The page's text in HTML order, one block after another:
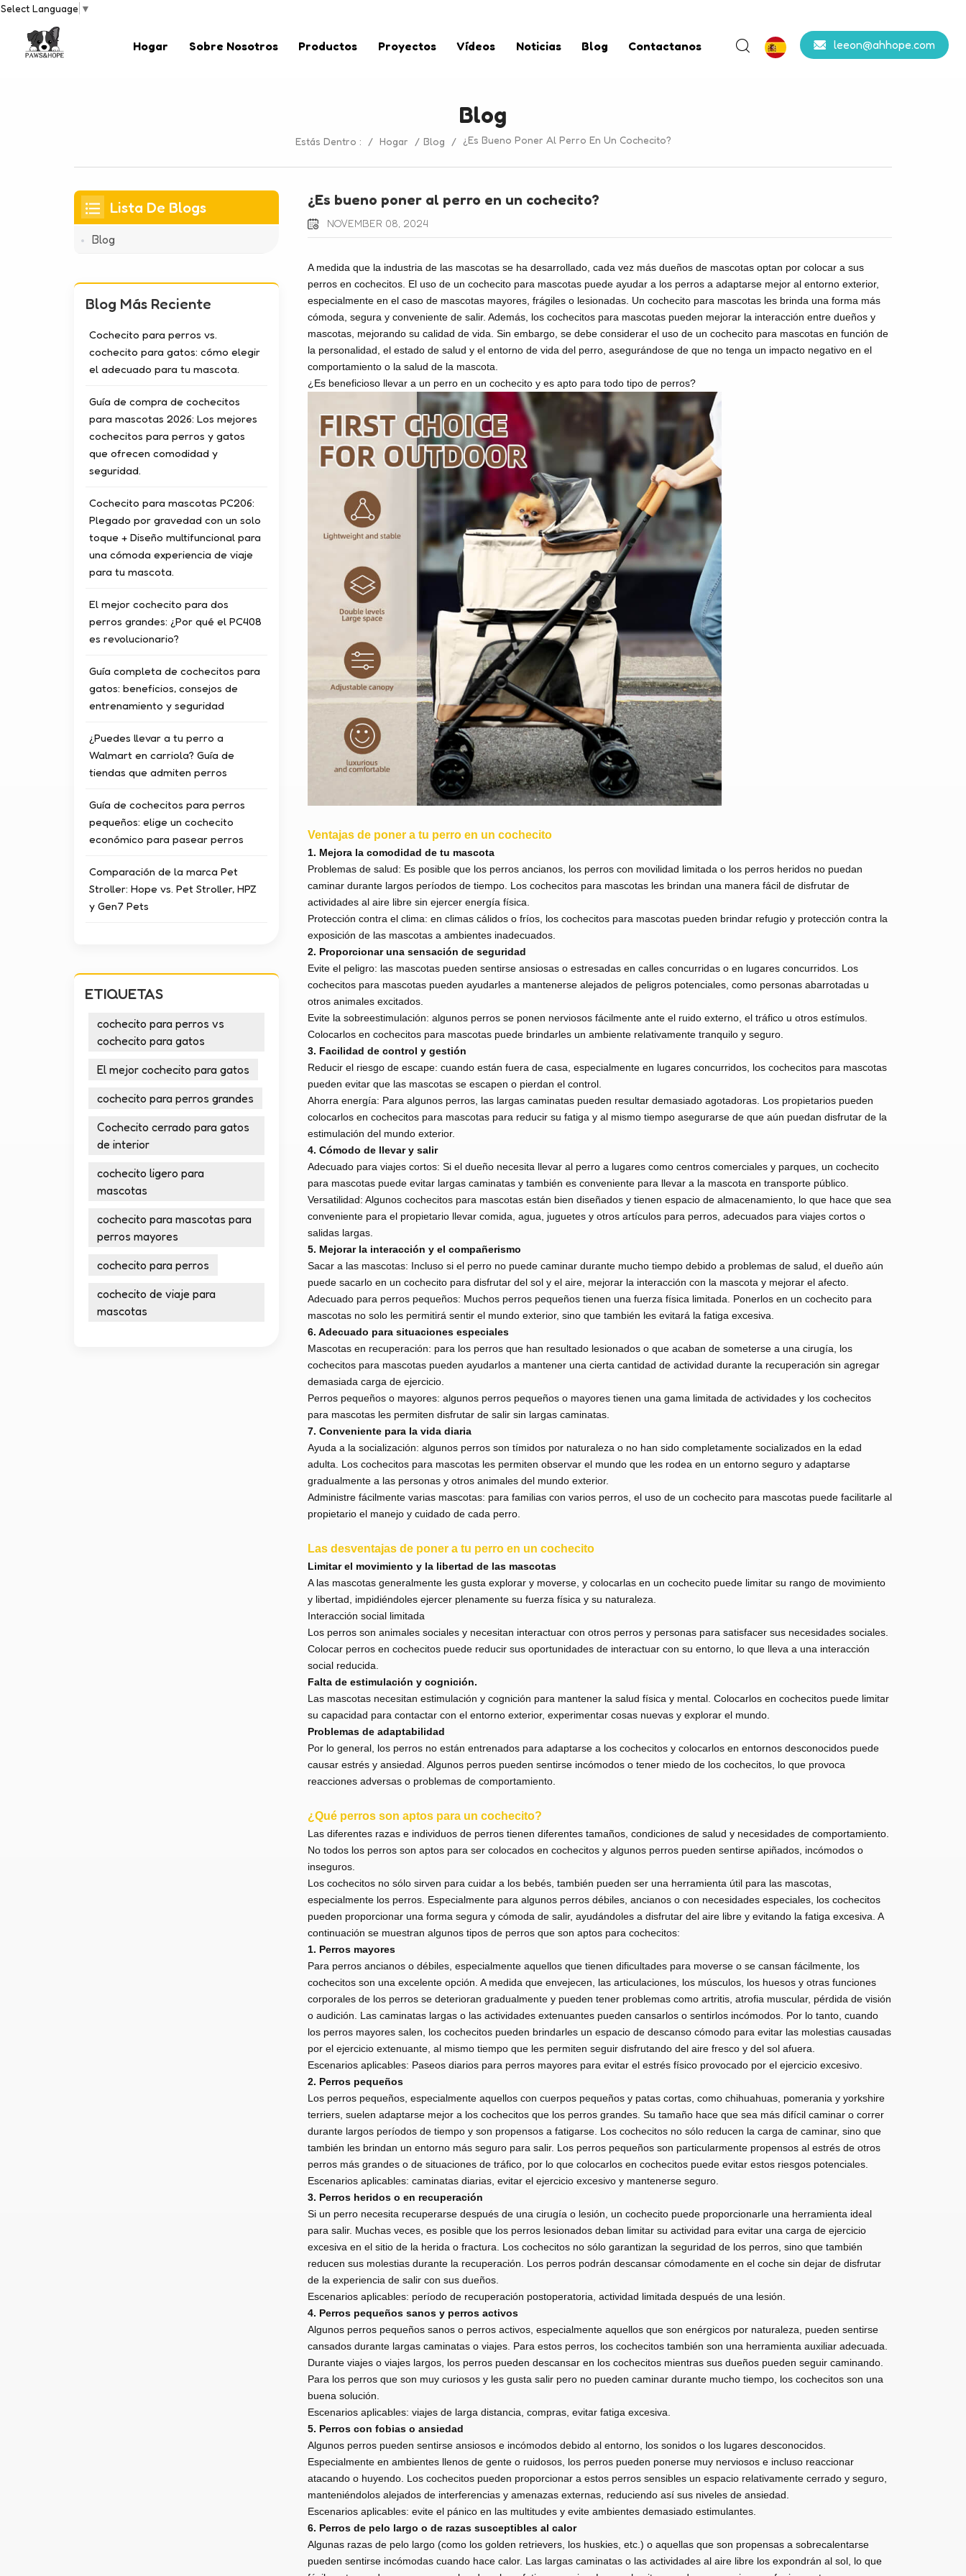
Select Language ▼
leeon@ahhope.com
Hogar Sobre Nosotros Productos Proyectos Vídeos Noticias Blog Contactanos
Blog
Estás Dentro : / Hogar / Blog / ¿Es Bueno Poner Al Perro En Un Cochecito?
¿Es bueno poner al perro en un cochecito?
NOVEMBER 08, 2024
A medida que la industria de las mascotas se ha desarrollado, cada vez más dueños de mascotas optan por colocar a sus
perros en cochecitos. El uso de un cochecito para mascotas puede ayudar a los perros a adaptarse mejor al entorno exterior,
especialmente en el caso de mascotas mayores, frágiles o lesionadas. Un cochecito para mascotas les brinda una forma más
cómoda, segura y conveniente de salir. Además, los cochecitos para mascotas pueden mejorar la interacción entre dueños y
mascotas, mejorando su calidad de vida. Sin embargo, se debe considerar el uso de un cochecito para mascotas en función de
la personalidad, el estado de salud y el entorno de vida del perro, asegurándose de que no tenga un impacto negativo en el
comportamiento o la salud de la mascota.
¿Es beneficioso llevar a un perro en un cochecito y es apto para todo tipo de perros?
Ventajas de poner a tu perro en un cochecito
1. Mejora la comodidad de tu mascota
Problemas de salud: Es posible que los perros ancianos, los perros con movilidad limitada o los perros heridos no puedan
caminar durante largos períodos de tiempo. Los cochecitos para mascotas les brindan una manera fácil de disfrutar de
actividades al aire libre sin ejercer energía física.
Protección contra el clima: en climas cálidos o fríos, los cochecitos para mascotas pueden brindar refugio y protección contra la
exposición de las mascotas a ambientes inadecuados.
2. Proporcionar una sensación de seguridad
Evite el peligro: las mascotas pueden sentirse ansiosas o estresadas en calles concurridas o en lugares concurridos. Los
cochecitos para mascotas pueden ayudarles a mantenerse alejados de peligros potenciales, como personas abarrotadas u
otros animales excitados.
Evite la sobreestimulación: algunos perros se ponen nerviosos fácilmente ante el ruido externo, el tráfico u otros estímulos.
Colocarlos en cochecitos para mascotas puede brindarles un ambiente relativamente tranquilo y seguro.
3. Facilidad de control y gestión
Reducir el riesgo de escape: cuando están fuera de casa, especialmente en lugares concurridos, los cochecitos para mascotas
pueden evitar que las mascotas se escapen o pierdan el control.
Ahorra energía: Para algunos perros, las largas caminatas pueden resultar demasiado agotadoras. Los propietarios pueden
colocarlos en cochecitos para mascotas para reducir su fatiga y al mismo tiempo asegurarse de que aún puedan disfrutar de la
estimulación del mundo exterior.
4. Cómodo de llevar y salir
Adecuado para viajes cortos: Si el dueño necesita llevar al perro a lugares como centros comerciales y parques, un cochecito
para mascotas puede evitar largas caminatas y también es conveniente para llevar a la mascota en transporte público.
Versatilidad: Algunos cochecitos para mascotas están bien diseñados y tienen espacio de almacenamiento, lo que hace que sea
conveniente para el propietario llevar comida, agua, juguetes y otros artículos para perros, adecuados para viajes cortos o
salidas largas.
5. Mejorar la interacción y el compañerismo
Sacar a las mascotas: Incluso si el perro no puede caminar durante mucho tiempo debido a problemas de salud, el dueño aún
puede sacarlo en un cochecito para disfrutar del sol y el aire, mejorar la interacción con la mascota y mejorar el afecto.
Adecuado para perros pequeños: Muchos perros pequeños tienen una fuerza física limitada. Ponerlos en un cochecito para
mascotas no solo les permitirá sentir el mundo exterior, sino que también les evitará la fatiga excesiva.
6. Adecuado para situaciones especiales
Mascotas en recuperación: para los perros que han resultado lesionados o que acaban de someterse a una cirugía, los
cochecitos para mascotas pueden ayudarlos a mantener una cierta cantidad de actividad durante la recuperación sin agregar
demasiada carga de ejercicio.
Perros pequeños o mayores: algunos perros pequeños o mayores tienen una gama limitada de actividades y los cochecitos
para mascotas les permiten disfrutar de salir sin largas caminatas.
7. Conveniente para la vida diaria
Ayuda a la socialización: algunos perros son tímidos por naturaleza o no han sido completamente socializados en la edad
adulta. Los cochecitos para mascotas les permiten observar el mundo que les rodea en un entorno seguro y adaptarse
gradualmente a las personas y otros animales del mundo exterior.
Administre fácilmente varias mascotas: para familias con varios perros, el uso de un cochecito para mascotas puede facilitarle al
propietario el manejo y cuidado de cada perro.
Las desventajas de poner a tu perro en un cochecito
Limitar el movimiento y la libertad de las mascotas
A las mascotas generalmente les gusta explorar y moverse, y colocarlas en un cochecito puede limitar su rango de movimiento
y libertad, impidiéndoles ejercer plenamente su fuerza física y su naturaleza.
Interacción social limitada
Los perros son animales sociales y necesitan interactuar con otros perros y personas para satisfacer sus necesidades sociales.
Colocar perros en cochecitos puede reducir sus oportunidades de interactuar con su entorno, lo que lleva a una interacción
social reducida.
Falta de estimulación y cognición.
Las mascotas necesitan estimulación y cognición para mantener la salud física y mental. Colocarlos en cochecitos puede limitar
su capacidad para contactar con el entorno exterior, experimentar cosas nuevas y explorar el mundo.
Problemas de adaptabilidad
Por lo general, los perros no están entrenados para adaptarse a los cochecitos y colocarlos en entornos desconocidos puede
causar estrés y ansiedad. Algunos perros pueden sentirse incómodos o tener miedo de los cochecitos, lo que provoca
reacciones adversas o problemas de comportamiento.
¿Qué perros son aptos para un cochecito?
Las diferentes razas e individuos de perros tienen diferentes tamaños, condiciones de salud y necesidades de comportamiento.
No todos los perros son aptos para ser colocados en cochecitos y algunos perros pueden sentirse apiñados, incómodos o
inseguros.
Los cochecitos no sólo sirven para cuidar a los bebés, también pueden ser una herramienta útil para las mascotas,
especialmente los perros. Especialmente para algunos perros débiles, ancianos o con necesidades especiales, los cochecitos
pueden proporcionar una forma segura y cómoda de salir, ayudándoles a disfrutar del aire libre y evitando la fatiga excesiva. A
continuación se muestran algunos tipos de perros que son aptos para cochecitos:
1. Perros mayores
Para perros ancianos o débiles, especialmente aquellos que tienen dificultades para moverse o se cansan fácilmente, los
cochecitos son una excelente opción. A medida que envejecen, las articulaciones, los músculos, los huesos y otras funciones
corporales de los perros se deterioran gradualmente y pueden tener problemas como artritis, atrofia muscular, pérdida de visión
o audición. Las caminatas largas o las actividades extenuantes pueden cansarlos o sentirlos incómodos. Por lo tanto, cuando
los perros mayores salen, los cochecitos pueden brindarles un espacio de descanso cómodo para evitar las molestias causadas
por el ejercicio extenuante, al mismo tiempo que les permiten seguir disfrutando del aire fresco y del sol afuera.
Escenarios aplicables: Paseos diarios para perros mayores para evitar el estrés físico provocado por el ejercicio excesivo.
2. Perros pequeños
Los perros pequeños, especialmente aquellos con cuerpos pequeños y patas cortas, como chihuahuas, pomerania y yorkshire
terriers, suelen adaptarse mejor a los cochecitos que los perros grandes. Su tamaño hace que sea más difícil caminar o correr
durante largos períodos de tiempo y son propensos a fatigarse. Los cochecitos no sólo reducen la carga de caminar, sino que
también les brindan un entorno más seguro para salir. Los perros pequeños son particularmente propensos al estrés de otros
perros más grandes o de situaciones de tráfico, por lo que colocarlos en cochecitos puede evitar estos riesgos potenciales.
Escenarios aplicables: caminatas diarias, evitar el ejercicio excesivo y mantenerse seguro.
3. Perros heridos o en recuperación
Si un perro necesita recuperarse después de una cirugía o lesión, un cochecito puede proporcionarle una herramienta ideal
para salir. Muchas veces, es posible que los perros lesionados deban limitar su actividad para evitar una carga de ejercicio
excesiva en el sitio de la herida o fractura. Los cochecitos no sólo garantizan la seguridad de los perros, sino que también
reducen sus molestias durante la recuperación. Los perros podrán descansar cómodamente en el coche sin dejar de disfrutar
de la experiencia de salir con sus dueños.
Escenarios aplicables: período de recuperación postoperatoria, actividad limitada después de una lesión.
4. Perros pequeños sanos y perros activos
Algunos perros pequeños sanos o perros activos, especialmente aquellos que son enérgicos por naturaleza, pueden sentirse
cansados durante largas caminatas o viajes. Para estos perros, los cochecitos también son una herramienta auxiliar adecuada.
Durante viajes o viajes largos, los perros pueden descansar en los cochecitos mientras sus dueños pueden seguir caminando.
Para los perros que son muy curiosos y les gusta salir pero no pueden caminar durante mucho tiempo, los cochecitos son una
buena solución.
Escenarios aplicables: viajes de larga distancia, compras, evitar fatiga excesiva.
5. Perros con fobias o ansiedad
Algunos perros pueden sentirse ansiosos e incómodos debido al entorno, los sonidos o los lugares desconocidos.
Especialmente en ambientes llenos de gente o ruidosos, los perros pueden ponerse muy nerviosos e incluso reaccionar
atacando o huyendo. Los cochecitos pueden proporcionar a estos perros sensibles un espacio relativamente cerrado y seguro,
manteniéndolos alejados de interferencias y amenazas externas, reduciendo así sus niveles de ansiedad.
Escenarios aplicables: evite el pánico en las multitudes y evite ambientes demasiado estimulantes.
6. Perros de pelo largo o de razas susceptibles al calor
Algunas razas de pelo largo (como los golden retrievers, los huskies, etc.) o aquellas que son propensas a sobrecalentarse
pueden sentirse incómodas cuando hace calor. Las largas caminatas o las actividades al aire libre los expondrán al sol, lo que
Lista De Blogs
Blog
Blog Más Reciente
Cochecito para perros vs.
cochecito para gatos: cómo elegir
el adecuado para tu mascota.
Guía de compra de cochecitos
para mascotas 2026: Los mejores
cochecitos para perros y gatos
que ofrecen comodidad y
seguridad.
Cochecito para mascotas PC206:
Plegado por gravedad con un solo
toque + Diseño multifuncional para
una cómoda experiencia de viaje
para tu mascota.
El mejor cochecito para dos
perros grandes: ¿Por qué el PC408
es revolucionario?
Guía completa de cochecitos para
gatos: beneficios, consejos de
entrenamiento y seguridad
¿Puedes llevar a tu perro a
Walmart en carriola? Guía de
tiendas que admiten perros
Guía de cochecitos para perros
pequeños: elige un cochecito
económico para pasear perros
Comparación de la marca Pet
Stroller: Hope vs. Pet Stroller, HPZ
y Gen7 Pets
ETIQUETAS
cochecito para perros vs
cochecito para gatos
El mejor cochecito para gatos
cochecito para perros grandes
Cochecito cerrado para gatos
de interior
cochecito ligero para
mascotas
cochecito para mascotas para
perros mayores
cochecito para perros
cochecito de viaje para
mascotas